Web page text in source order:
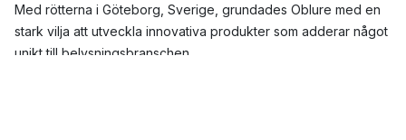
Med rötterna i Göteborg, Sverige, grundades Oblure med en
stark vilja att utveckla innovativa produkter som adderar något
unikt till belysningsbranschen.